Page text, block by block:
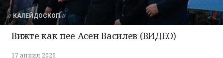
КАЛЕЙДОСКОП
Вижте как пее Асен Василев (ВИДЕО)
17 април 2026